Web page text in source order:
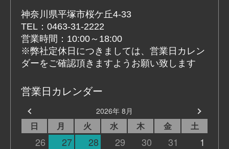
神奈川県平塚市桜ケ丘4-33
TEL：0463-31-2222
営業時間：10:00～18:00
※弊社定休日につきましては、営業日カレン
ダーをご確認頂きますようお願い致します
営業日カレンダー
2026年 8月
日 月 火 水 木 金 土
26 27 28 29 30 31 1